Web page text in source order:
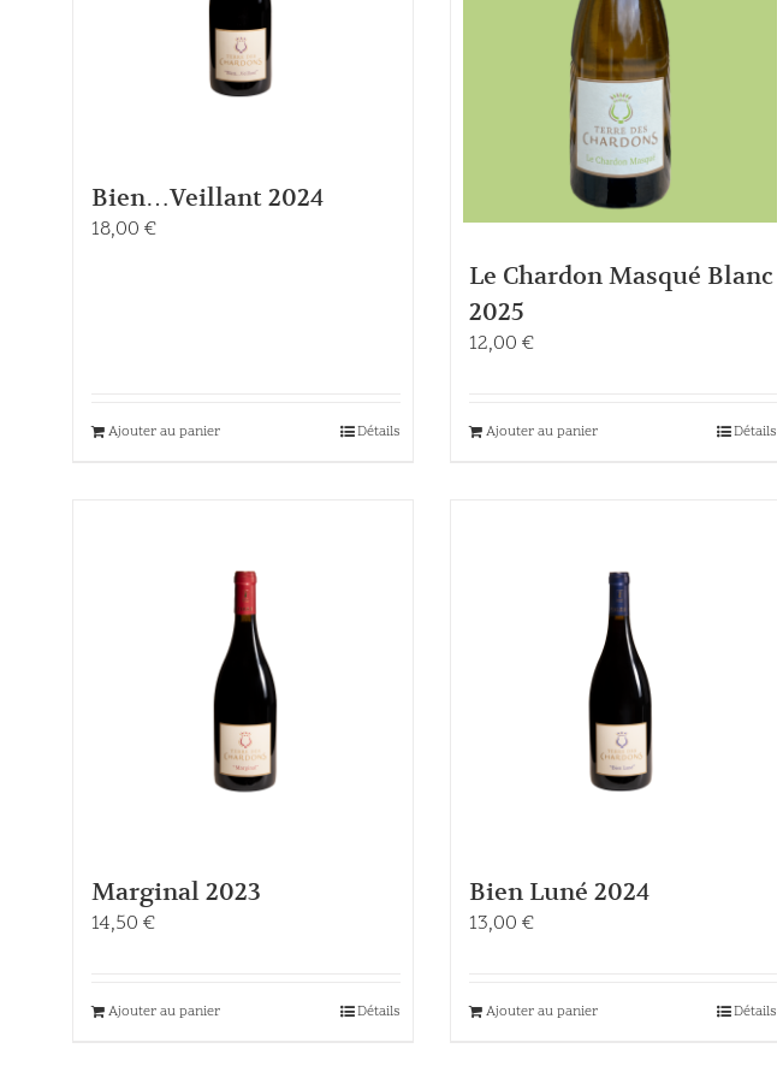
Bien…Veillant 2024
18,00 €
Ajouter au panier Détails
Le Chardon Masqué Blanc
2025
12,00 €
Ajouter au panier Détails
Marginal 2023
14,50 €
Ajouter au panier Détails
Bien Luné 2024
13,00 €
Ajouter au panier Détails